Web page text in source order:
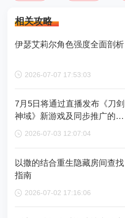
相关攻略
伊瑟艾莉尔角色强度全面剖析
2026-07-07 17:53:03
7月5日将通过直播发布《刀剑
神域》新游戏及同步推广的动
画内容，整场直播时长为110分
2026-07-03 12:07:04
以撒的结合重生隐藏房间查找
指南
2026-07-02 17:16:06